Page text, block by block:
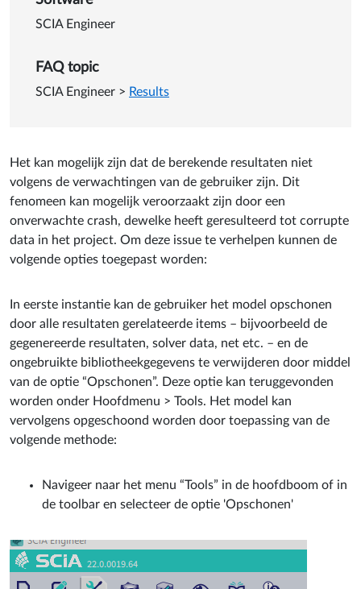
SCIA Engineer
FAQ topic
SCIA Engineer > Results
Het kan mogelijk zijn dat de berekende resultaten niet
volgens de verwachtingen van de gebruiker zijn. Dit
fenomeen kan mogelijk veroorzaakt zijn door een
onverwachte crash, dewelke heeft geresulteerd tot corrupte
data in het project. Om deze issue te verhelpen kunnen de
volgende opties toegepast worden:
In eerste instantie kan de gebruiker het model opschonen
door alle resultaten gerelateerde items – bijvoorbeeld de
gegenereerde resultaten, solver data, net etc. – en de
ongebruikte bibliotheekgegevens te verwijderen door middel
van de optie “Opschonen”. Deze optie kan teruggevonden
worden onder Hoofdmenu > Tools. Het model kan
vervolgens opgeschoond worden door toepassing van de
volgende methode:
Navigeer naar het menu “Tools” in de hoofdboom of in
de toolbar en selecteer de optie 'Opschonen'